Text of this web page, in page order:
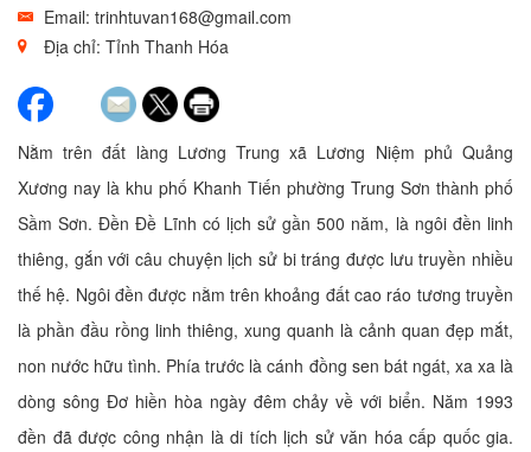
Email: trinhtuvan168@gmail.com
Địa chỉ: Tỉnh Thanh Hóa
Nằm trên đất làng Lương Trung xã Lương Niệm phủ Quảng
Xương nay là khu phố Khanh Tiến phường Trung Sơn thành phố
Sầm Sơn. Đền Đề Lĩnh có lịch sử gần 500 năm, là ngôi đền linh
thiêng, gắn với câu chuyện lịch sử bi tráng được lưu truyền nhiều
thế hệ. Ngôi đền được nằm trên khoảng đất cao ráo tương truyền
là phần đầu rồng linh thiêng, xung quanh là cảnh quan đẹp mắt,
non nước hữu tình. Phía trước là cánh đồng sen bát ngát, xa xa là
dòng sông Đơ hiền hòa ngày đêm chảy về với biển. Năm 1993
đền đã được công nhận là di tích lịch sử văn hóa cấp quốc gia.